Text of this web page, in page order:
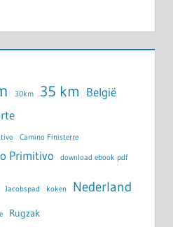
30km 35 km België
Camino Finisterre
Primitivo download ebook pdf
Jacobspad koken Nederland
Rugzak